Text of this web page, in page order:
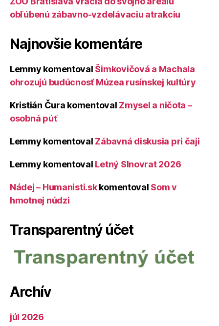
obľúbenú zábavno-vzdelávaciu atrakciu
Najnovšie komentáre
Lemmy komentoval Šimkovičová a Machala
ohrozujú budúcnosť Múzea rusínskej kultúry
Kristián Čura komentoval Zmysel a ničota –
osobná púť
Lemmy komentoval Zábavná diskusia pri čaji
Lemmy komentoval Letný Slnovrat 2026
Nádej – Humanisti.skkomentoval Som v
hmotnej núdzi
Transparentný účet
Archív
júl 2026